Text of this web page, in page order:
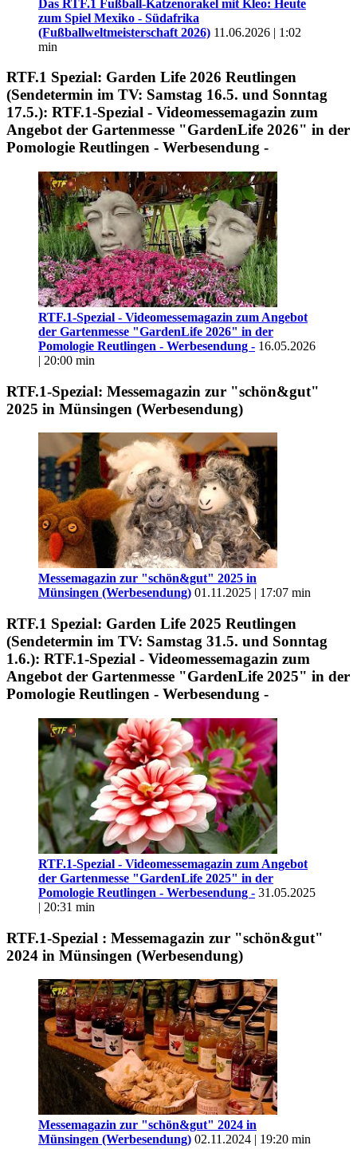
Das RTF.1 Fußball-Katzenorakel mit Kleo: Heute
zum Spiel Mexiko - Südafrika
(Fußballweltmeisterschaft 2026) 11.06.2026 | 1:02
min
RTF.1 Spezial: Garden Life 2026 Reutlingen
(Sendetermin im TV: Samstag 16.5. und Sonntag
17.5.): RTF.1-Spezial - Videomessemagazin zum
Angebot der Gartenmesse "GardenLife 2026" in der
Pomologie Reutlingen - Werbesendung -
RTF.1-Spezial - Videomessemagazin zum Angebot
der Gartenmesse "GardenLife 2026" in der
Pomologie Reutlingen - Werbesendung - 16.05.2026
| 20:00 min
RTF.1-Spezial: Messemagazin zur "schön&gut"
2025 in Münsingen (Werbesendung)
Messemagazin zur "schön&gut" 2025 in
Münsingen (Werbesendung) 01.11.2025 | 17:07 min
RTF.1 Spezial: Garden Life 2025 Reutlingen
(Sendetermin im TV: Samstag 31.5. und Sonntag
1.6.): RTF.1-Spezial - Videomessemagazin zum
Angebot der Gartenmesse "GardenLife 2025" in der
Pomologie Reutlingen - Werbesendung -
RTF.1-Spezial - Videomessemagazin zum Angebot
der Gartenmesse "GardenLife 2025" in der
Pomologie Reutlingen - Werbesendung - 31.05.2025
| 20:31 min
RTF.1-Spezial : Messemagazin zur "schön&gut"
2024 in Münsingen (Werbesendung)
Messemagazin zur "schön&gut" 2024 in
Münsingen (Werbesendung) 02.11.2024 | 19:20 min